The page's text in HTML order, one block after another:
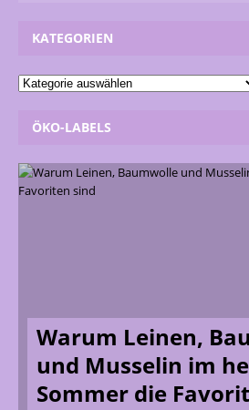
KATEGORIEN
ÖKO-LABELS
Warum Leinen,
und Musselin im
Sommer die